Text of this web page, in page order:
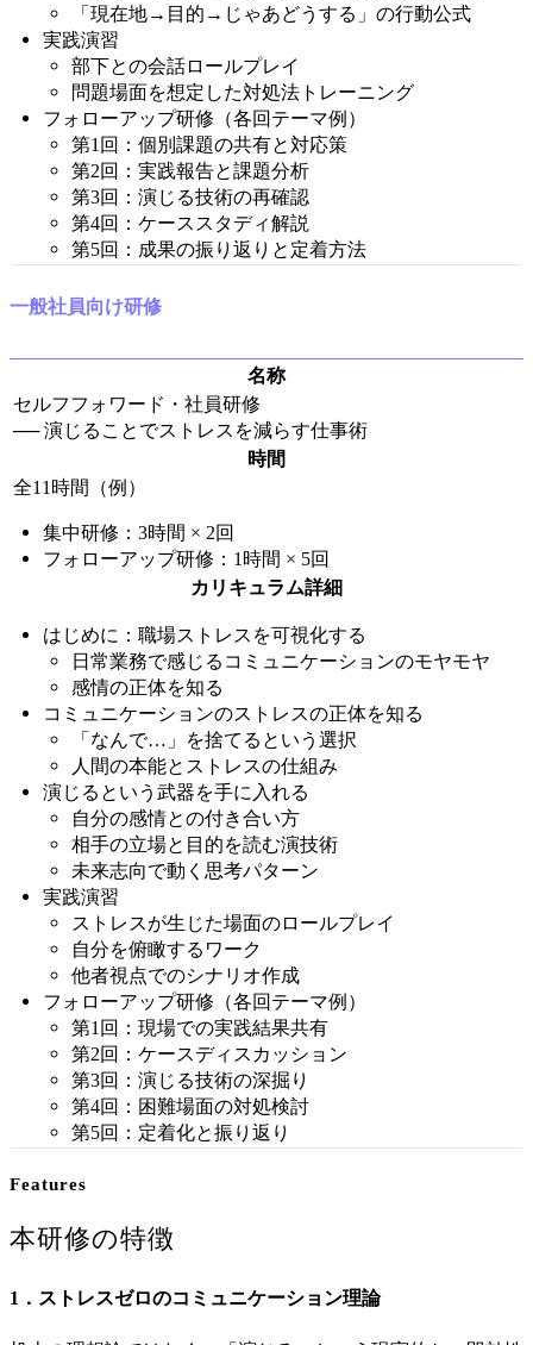
「現在地→目的→じゃあどうする」の行動公式
実践演習
部下との会話ロールプレイ
問題場面を想定した対処法トレーニング
フォローアップ研修（各回テーマ例）
第1回：個別課題の共有と対応策
第2回：実践報告と課題分析
第3回：演じる技術の再確認
第4回：ケーススタディ解説
第5回：成果の振り返りと定着方法
一般社員向け研修
名称
セルフフォワード・社員研修
── 演じることでストレスを減らす仕事術
時間
全11時間（例）
集中研修：3時間 × 2回
フォローアップ研修：1時間 × 5回
カリキュラム詳細
はじめに：職場ストレスを可視化する
日常業務で感じるコミュニケーションのモヤモヤ
感情の正体を知る
コミュニケーションのストレスの正体を知る
「なんで…」を捨てるという選択
人間の本能とストレスの仕組み
演じるという武器を手に入れる
自分の感情との付き合い方
相手の立場と目的を読む演技術
未来志向で動く思考パターン
実践演習
ストレスが生じた場面のロールプレイ
自分を俯瞰するワーク
他者視点でのシナリオ作成
フォローアップ研修（各回テーマ例）
第1回：現場での実践結果共有
第2回：ケースディスカッション
第3回：演じる技術の深掘り
第4回：困難場面の対処検討
第5回：定着化と振り返り
Features
本研修の特徴
1．ストレスゼロのコミュニケーション理論